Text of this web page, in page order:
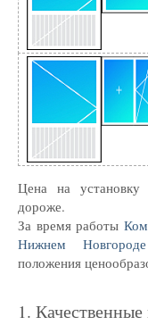
Цена на
дороже.
За время работы
Нижнем
Новгороде
положения
1.